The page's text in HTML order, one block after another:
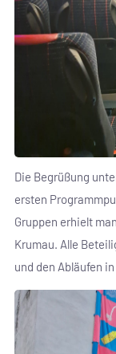
Die Begrüßung
ersten
Gruppen erhielt
Krumau. Alle
und den Abläufen